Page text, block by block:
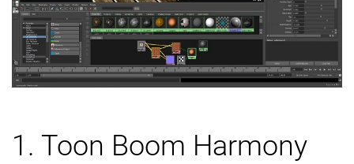
1. Toon Boom Harmony